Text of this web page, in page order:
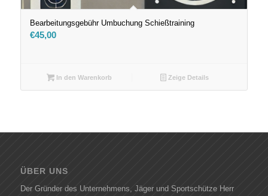
Bearbeitungsgebühr Umbuchung Schießtraining
€45,00
In den Warenkorb Zeige Details
ÜBER UNS
Der Gründer des Unternehmens, Jäger und Sportschütze Herr